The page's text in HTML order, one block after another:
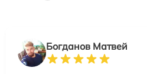
Богданов Матвей